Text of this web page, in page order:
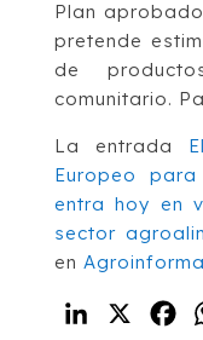
Plan
pretende
de
comunitario.
La entrada
Europeo
entra hoy en
sector
en
LinkedIn